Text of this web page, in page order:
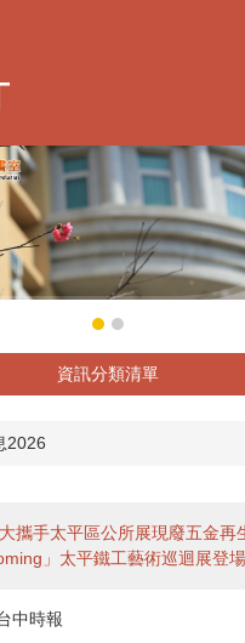
資訊分類清單
章則辦法
2026
攜手太平區公所展現廢五金再
」太平鐵工藝術巡迴展登場
中時報